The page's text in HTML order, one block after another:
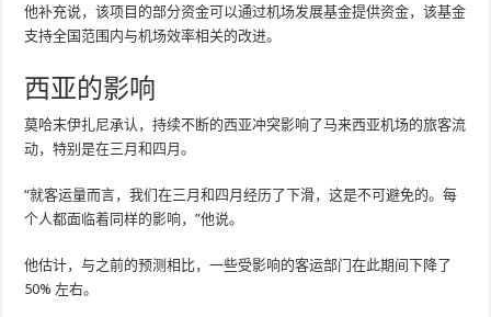
他补充说，该项目的部分资金可以通过机场发展基金提供资金，该基金
支持全国范围内与机场效率相关的改进。
西亚的影响
莫哈末伊扎尼承认，持续不断的西亚冲突影响了马来西亚机场的旅客流
动，特别是在三月和四月。
“就客运量而言，我们在三月和四月经历了下滑，这是不可避免的。每
个人都面临着同样的影响，”他说。
他估计，与之前的预测相比，一些受影响的客运部门在此期间下降了
50% 左右。